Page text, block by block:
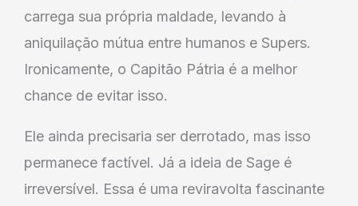
carrega sua própria maldade, levando à
aniquilação mútua entre humanos e Supers.
Ironicamente, o Capitão Pátria é a melhor
chance de evitar isso.
Ele ainda precisaria ser derrotado, mas isso
permanece factível. Já a ideia de Sage é
irreversível. Essa é uma reviravolta fascinante